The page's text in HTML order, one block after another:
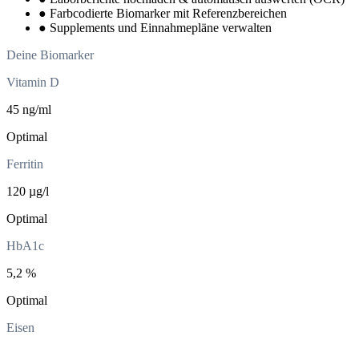
● Farbcodierte Biomarker mit Referenzbereichen
● Supplements und Einnahmepläne verwalten
Deine Biomarker
Vitamin D
45 ng/ml
Optimal
Ferritin
120 µg/l
Optimal
HbA1c
5,2 %
Optimal
Eisen